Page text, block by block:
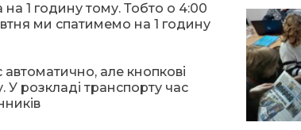
1 годину тому. Тобто о 4:00
ми спатимемо на 1 годину
але кнопкові
розкладі транспорту час
15:18
03 сер
09:27
03 сер